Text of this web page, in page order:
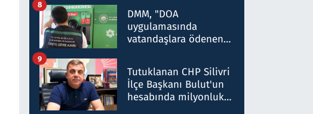
DMM, "DOA
uygulamasında
vatandaşlara ödenen
düşürüldüğü" iddiasını
yalanladı
8
Tutuklanan CHP Silivri
İlçe Başkanı Bulut'un
hesabında milyonluk
9